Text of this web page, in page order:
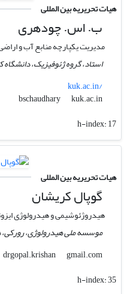
هیات تحریریه بین المللی
ب. اس. چودهری
مدیریت یکپارچه منابع آب و
استاد، گروه ژئوفیزیک،
kuk.ac.in/
bschaudhary
kuk.ac.in
h-index:17
هیات تحریریه بین المللی
گوپال کریشان
هیدروژئوشیمی و هیدرولوژی
موسسه ملی هیدرولوژی،
drgopal.krishan
gmail.com
h-index:35